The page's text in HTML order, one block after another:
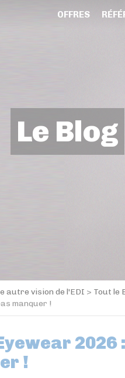
OFFRES
Le Blog
autre vision de l'EDI > Tout le
manquer !
2026
!